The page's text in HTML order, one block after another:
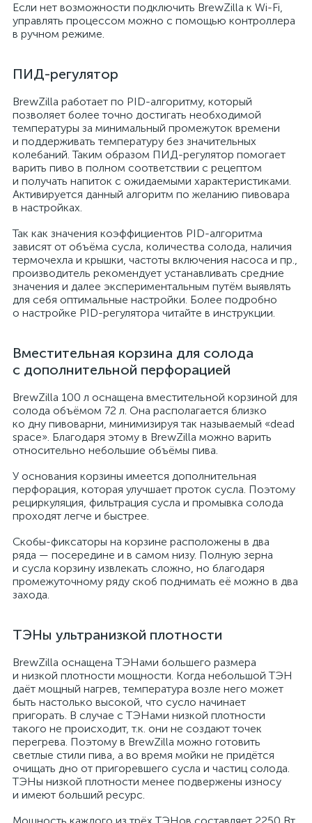
Если нет возможности подключить BrewZilla к Wi-Fi,
управлять процессом можно с помощью контроллера
в ручном режиме.
ПИД-регулятор
BrewZilla работает по PID-алгоритму, который
позволяет более точно достигать необходимой
температуры за минимальный промежуток времени
и поддерживать температуру без значительных
колебаний. Таким образом ПИД-регулятор помогает
варить пиво в полном соответствии с рецептом
и получать напиток с ожидаемыми характеристиками.
Активируется данный алгоритм по желанию пивовара
в настройках.
Так как значения коэффициентов PID-алгоритма
зависят от объёма сусла, количества солода, наличия
термочехла и крышки, частоты включения насоса и пр.,
производитель рекомендует устанавливать средние
значения и далее экспериментальным путём выявлять
для себя оптимальные настройки. Более подробно
о настройке PID-регулятора читайте в инструкции.
Вместительная корзина для солода
с дополнительной перфорацией
BrewZilla 100 л оснащена вместительной корзиной для
солода объёмом 72 л. Она располагается близко
ко дну пивоварни, минимизируя так называемый «dead
space». Благодаря этому в BrewZilla можно варить
относительно небольшие объёмы пива.
У основания корзины имеется дополнительная
перфорация, которая улучшает проток сусла. Поэтому
рециркуляция, фильтрация сусла и промывка солода
проходят легче и быстрее.
Скобы-фиксаторы на корзине расположены в два
ряда — посередине и в самом низу. Полную зерна
и сусла корзину извлекать сложно, но благодаря
промежуточному ряду скоб поднимать её можно в два
захода.
ТЭНы ультранизкой плотности
BrewZilla оснащена ТЭНами большего размера
и низкой плотности мощности. Когда небольшой ТЭН
даёт мощный нагрев, температура возле него может
быть настолько высокой, что сусло начинает
пригорать. В случае с ТЭНами низкой плотности
такого не происходит, т.к. они не создают точек
перегрева. Поэтому в BrewZilla можно готовить
светлые стили пива, а во время мойки не придётся
очищать дно от пригоревшего сусла и частиц солода.
ТЭНы низкой плотности менее подвержены износу
и имеют больший ресурс.